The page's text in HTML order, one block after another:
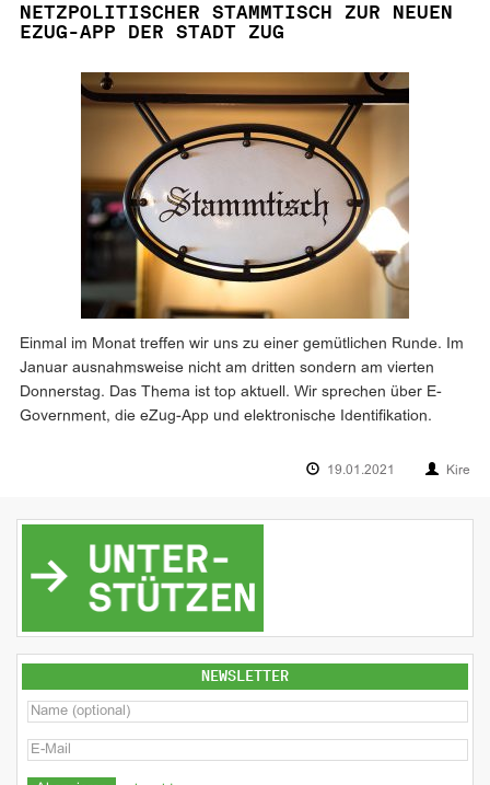
NETZPOLITISCHER STAMMTISCH ZUR NEUEN
EZUG-APP DER STADT ZUG
Einmal im Monat treffen wir uns zu einer gemütlichen Runde. Im
Januar ausnahmsweise nicht am dritten sondern am vierten
Donnerstag. Das Thema ist top aktuell. Wir sprechen über E-
Government, die eZug-App und elektronische Identifikation.
19.01.2021 Kire
NEWSLETTER